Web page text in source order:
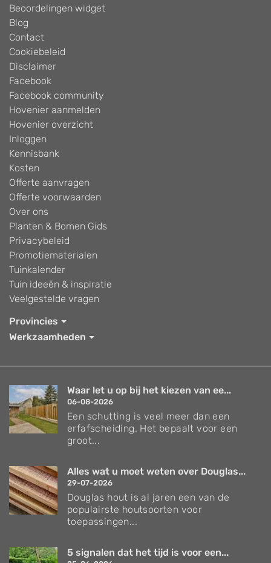
Beoordelingen widget
Blog
Contact
Cookiebeleid
Disclaimer
Facebook
Facebook community
Hovenier aanmelden
Hovenier overzicht
Inloggen
Kennisbank
Kosten
Offerte aanvragen
Offerte voorwaarden
Over ons
Planten & Bomen Gids
Privacybeleid
Promotiematerialen
Tuinkalender
Tuin ideeën & inspiratie
Veelgestelde vragen
Provincies
Werkzaamheden
Waar let u op bij het kiezen van ee...
06-08-2026
Een schutting is veel meer dan een
erfafscheiding. Het bepaalt voor een
groot...
Alles wat u moet weten over Douglas...
29-07-2026
Douglas hout is al jaren een van de
populairste houtsoorten voor
toepassingen...
5 signalen dat het tijd is voor een...